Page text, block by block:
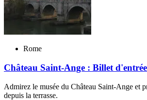
Rome
Château Saint-Ange : Billet
Admirez le musée du Château Saint-Ange et
depuis la terrasse.